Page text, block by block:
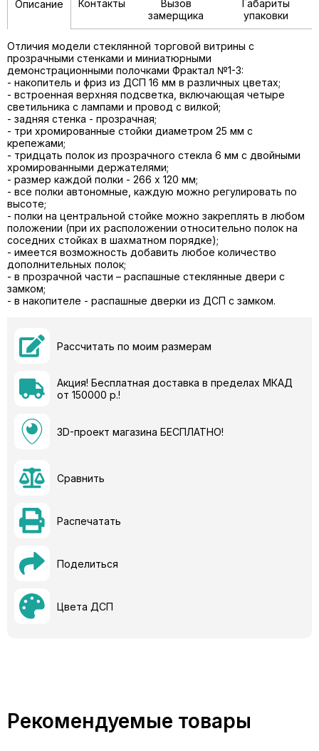
Описание Контакты
Вызов
замерщика
Габариты
упаковки
Отличия модели стеклянной торговой витрины с
прозрачными стенками и миниатюрными
демонстрационными полочками Фрактал №1-3:
- накопитель и фриз из ДСП 16 мм в различных цветах;
- встроенная верхняя подсветка, включающая четыре
светильника с лампами и провод с вилкой;
- задняя стенка - прозрачная;
- три хромированные стойки диаметром 25 мм с
крепежами;
- тридцать полок из прозрачного стекла 6 мм с двойными
хромированными держателями;
- размер каждой полки - 266 х 120 мм;
- все полки автономные, каждую можно регулировать по
высоте;
- полки на центральной стойке можно закреплять в любом
положении (при их расположении относительно полок на
соседних стойках в шахматном порядке);
- имеется возможность добавить любое количество
дополнительных полок;
- в прозрачной части – распашные стеклянные двери с
замком;
- в накопителе - распашные дверки из ДСП с замком.
Рассчитать по моим размерам
Акция! Бесплатная доставка в пределах МКАД
от 150000 р.!
3D-проект магазина БЕСПЛАТНО!
Сравнить
Распечатать
Поделиться
Цвета ДСП
Рекомендуемые товары